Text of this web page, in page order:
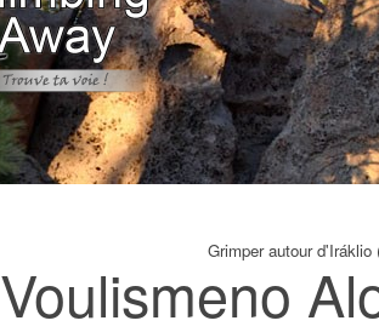
Grimper autour
Voulismeno